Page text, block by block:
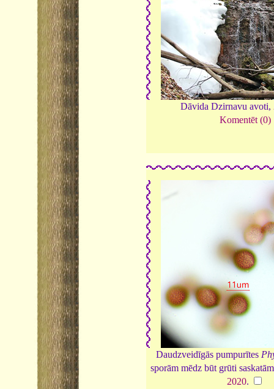
Dāvida Dzirnavu avoti,
Komentēt (0)
Daudzveidīgās pumpurītes
sporām mēdz būt grūti
2020.